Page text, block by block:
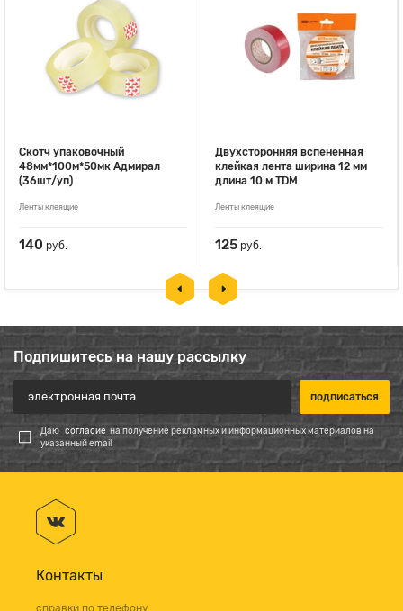
Скотч упаковочный
48мм*100м*50мк Адмирал
(36шт/уп)
Ленты клеящие
140 руб.
Двухсторонняя вспененная
клейкая лента ширина 12 мм
длина 10 м TDM
Ленты клеящие
125 руб.
Подпишитесь на нашу рассылку
Даю согласие на получение рекламных и информационных материалов на
указанный email
Контакты
справки по телефону